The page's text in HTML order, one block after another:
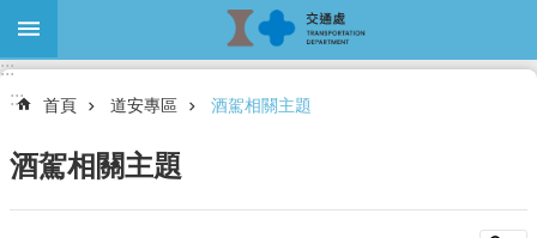
跳到主要內容區塊
進
階
:::
:::
首頁 道安專區 酒駕相關主題
酒駕相關主題